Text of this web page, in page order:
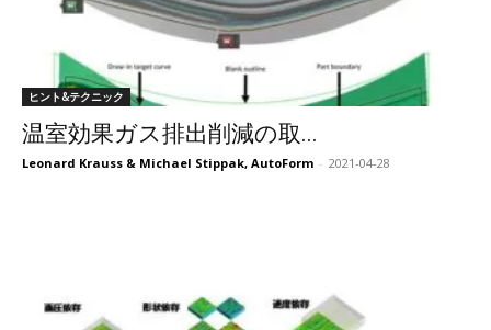
ヒント&テクニック
温室効果ガス排出削減の取...
Leonard Krauss & Michael Stippak, AutoForm - 2021-04-28